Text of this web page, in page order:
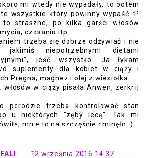
mi wtedy nie wypadały, to potem
te wszystkie który powinny wypaść :P
to straszne, po kilka garści włosów
czesania itp.
trzeba się dobrze odżywiać i nie
jakimiś niepotrzebnymi dietami
jeść wszystko. Ja łykam
suplementy dla kobiet w ciąży i
Pregna, magnez i olej z wiesiołka.
włosów w ciąży pisała Anwen, zerknij
porodzie trzeba kontrolować stan
u niektórych "zęby lecą". Tak mi
mnie to na szczęście ominęło :)
12 września 2016 14:37